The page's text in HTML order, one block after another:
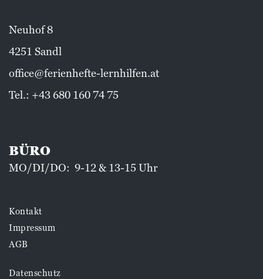
Neuhof 8
4251 Sandl
office@ferienhefte-lernhilfen.at
Tel.: +43 680 160 74 75
BÜRO
MO/DI/DO: 9-12 & 13-15 Uhr
Kontakt
Impressum
AGB
Datenschutz